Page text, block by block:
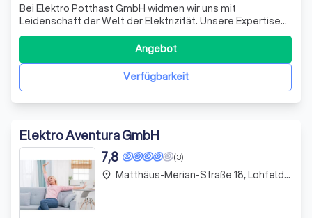
Bei Elektro Potthast GmbH widmen wir uns mit
Leidenschaft der Welt der Elektrizität. Unsere Expertise
erstreckt sich von der Planung und Installation innovativer
Elektrokonzepte für Bürokomplexe bis hin zur Wartung
und Reparatur bestehender Anlagen. Unser qualifiziertes
Team aus über zwanzig Fachkrä
Verfügbarkeit
Angebot
Elektro Aventura GmbH
(3)
7,8
place Matthäus-Merian-Straße 18, Lohfelden